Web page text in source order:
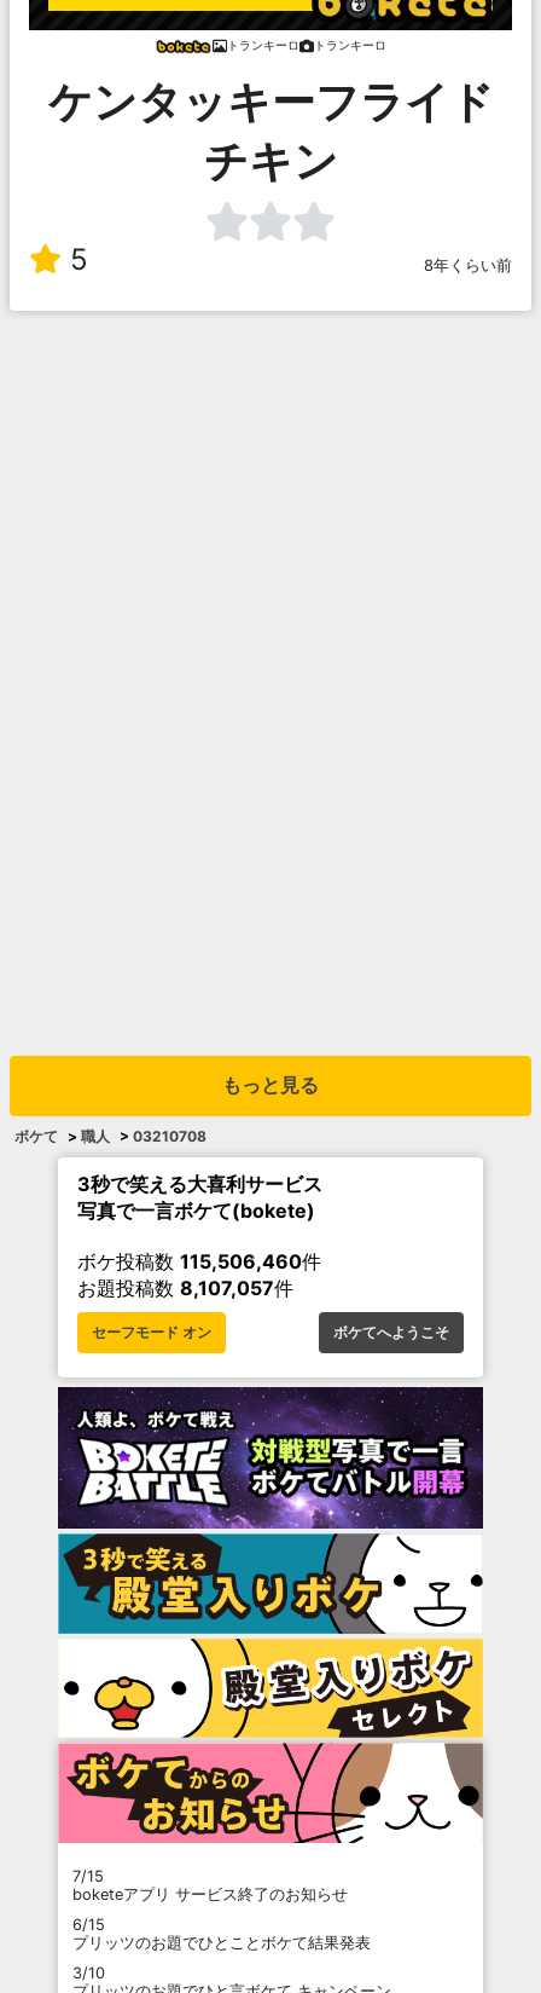
トランキーロ トランキーロ
ケンタッキーフライド
チキン
5 8年くらい前
もっと見る
ボケて > 職人 > 03210708
3秒で笑える大喜利サービス
写真で一言ボケて(bokete)
ボケ投稿数 115,506,460件
お題投稿数 8,107,057件
セーフモード オン ボケてへようこそ
7/15
boketeアプリ サービス終了のお知らせ
6/15
プリッツのお題でひとことボケて結果発表
3/10